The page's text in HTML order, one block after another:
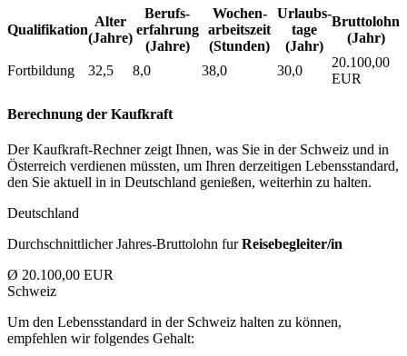
Qualifikation
Alter
(Jahre)
Berufs­
erfahrung
(Jahre)
Wochen­
arbeitszeit
(Stunden)
Urlaubs­
tage
(Jahr)
Bruttolohn
(Jahr)
Fortbildung 32,5 8,0 38,0 30,0
20.100,00
EUR
Berechnung der Kaufkraft
Der Kaufkraft-Rechner zeigt Ihnen, was Sie in der Schweiz und in
Österreich verdienen müssten, um Ihren derzeitigen Lebensstandard,
den Sie aktuell in in Deutschland genießen, weiterhin zu halten.
Deutschland
Durchschnittlicher Jahres-Bruttolohn furReisebegleiter/in
Ø 20.100,00 EUR
Schweiz
Um den Lebensstandard in der Schweiz halten zu können,
empfehlen wir folgendes Gehalt: